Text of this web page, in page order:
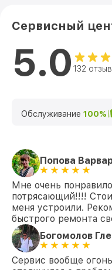
Сервисный
5.0 132
Обслуживание 100%
Попова
Мне очень
потрясающий!!!!
меня устроили.
быстрого ремонта
Богомолов
Сервис вообще